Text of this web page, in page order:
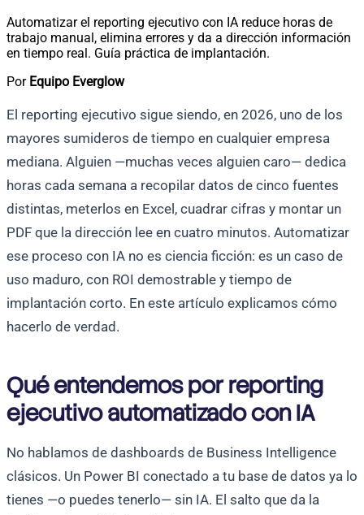
Automatizar el reporting ejecutivo con IA reduce horas de
trabajo manual, elimina errores y da a dirección información
en tiempo real. Guía práctica de implantación.
Por Equipo Everglow
El reporting ejecutivo sigue siendo, en 2026, uno de los
mayores sumideros de tiempo en cualquier empresa
mediana. Alguien —muchas veces alguien caro— dedica
horas cada semana a recopilar datos de cinco fuentes
distintas, meterlos en Excel, cuadrar cifras y montar un
PDF que la dirección lee en cuatro minutos. Automatizar
ese proceso con IA no es ciencia ficción: es un caso de
uso maduro, con ROI demostrable y tiempo de
implantación corto. En este artículo explicamos cómo
hacerlo de verdad.
Qué entendemos por reporting
ejecutivo automatizado con IA
No hablamos de dashboards de Business Intelligence
clásicos. Un Power BI conectado a tu base de datos ya lo
tienes —o puedes tenerlo— sin IA. El salto que da la